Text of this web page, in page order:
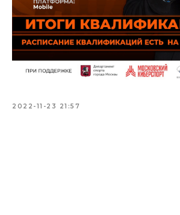
2022-11-23 21:57